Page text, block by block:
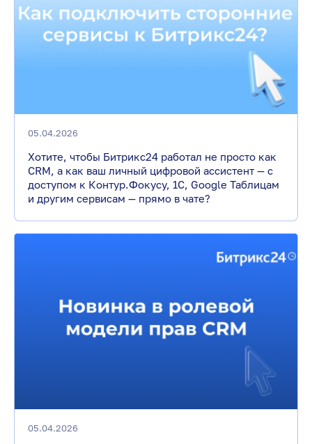
05.04.2026
Хотите, чтобы Битрикс24 работал не просто как
CRM, а как ваш личный цифровой ассистент — с
доступом к Контур.Фокусу, 1С, Google Таблицам
и другим сервисам — прямо в чате?
05.04.2026